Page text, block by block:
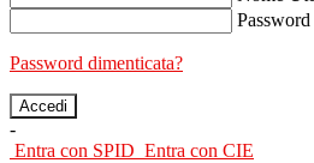
Password
Password dimenticata?
-
Entra con SPID Entra con CIE